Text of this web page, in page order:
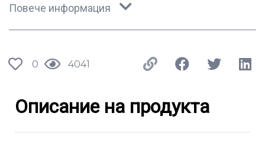
Повече информация
0 4041
Описание на продукта